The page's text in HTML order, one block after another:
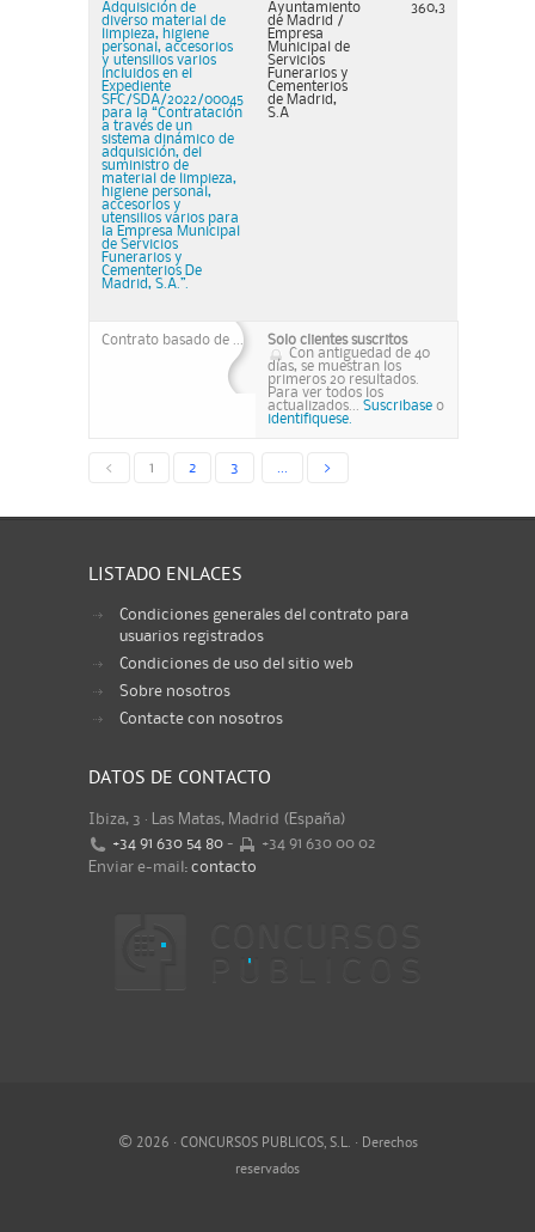
Adquisición de
diverso material de
limpieza, higiene
personal, accesorios
y utensilios varios
incluidos en el
Expediente
SFC/SDA/2022/00045
para la “Contratación
a través de un
sistema dinámico de
adquisición, del
suministro de
material de limpieza,
higiene personal,
accesorios y
utensilios varios para
la Empresa Municipal
de Servicios
Funerarios y
Cementerios De
Madrid, S.A.”.
Ayuntamiento
de Madrid /
Empresa
Municipal de
Servicios
Funerarios y
Cementerios
de Madrid,
S.A
360,3
Contrato basado de ...
Solo clientes suscritos
Con antiguedad de 40
días, se muestran los
primeros 20 resultados.
Para ver todos los
actualizados... Suscribase o
identifiquese.
< 1 2 3 >
LISTADO ENLACES
Condiciones generales del contrato para
usuarios registrados
Condiciones de uso del sitio web
Sobre nosotros
Contacte con nosotros
DATOS DE CONTACTO
Ibiza, 3 · Las Matas, Madrid (España)
+34 91 630 54 80 -
+34 91 630 00 02
Enviar e-mail: contacto
© 2026 · CONCURSOS PUBLICOS, S.L. · Derechos
reservados